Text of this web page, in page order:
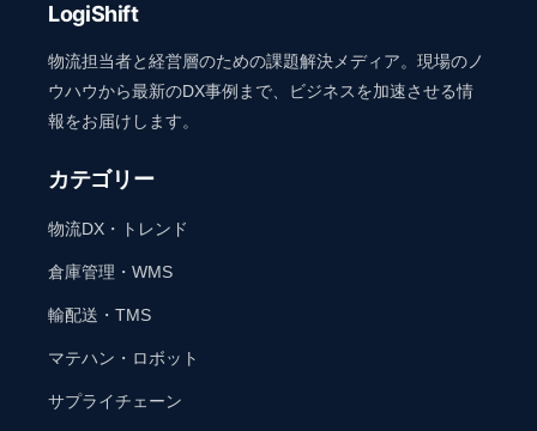
LogiShift
物流担当者と経営層のための課題解決メディア。現場のノ
ウハウから最新のDX事例まで、ビジネスを加速させる情
報をお届けします。
カテゴリー
物流DX・トレンド
倉庫管理・WMS
輸配送・TMS
マテハン・ロボット
サプライチェーン